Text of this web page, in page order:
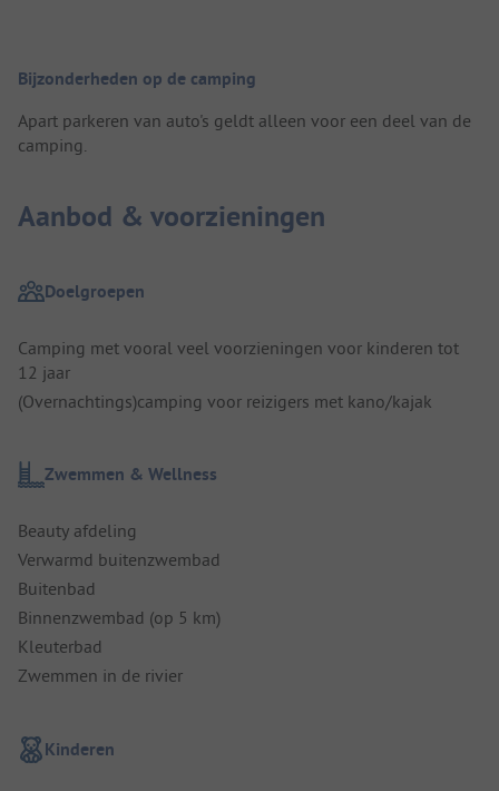
Bijzonderheden op de camping
Apart parkeren van auto's geldt alleen voor een deel van de
camping.
Aanbod & voorzieningen
Doelgroepen
Camping met vooral veel voorzieningen voor kinderen tot
12 jaar
(Overnachtings)camping voor reizigers met kano/kajak
Zwemmen & Wellness
Beauty afdeling
Verwarmd buitenzwembad
Buitenbad
Binnenzwembad (op 5 km)
Kleuterbad
Zwemmen in de rivier
Kinderen